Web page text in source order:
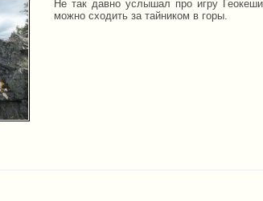
Не так давно услышал про игру
можно сходить за тайником в горы.